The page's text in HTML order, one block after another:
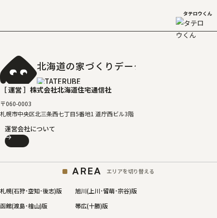
タテロウくん
北海道の家づくりデータベース
［ 運営 ］ 株式会社北海道住宅通信社
〒060-0003
札幌市中央区北三条西七丁目5番地1 道庁西ビル3階
運営会社について
AREA エリアを切り替える
札幌(石狩･空知･後志)版
旭川(上川･留萌･宗谷)版
函館(渡島･檜山)版
帯広(十勝)版